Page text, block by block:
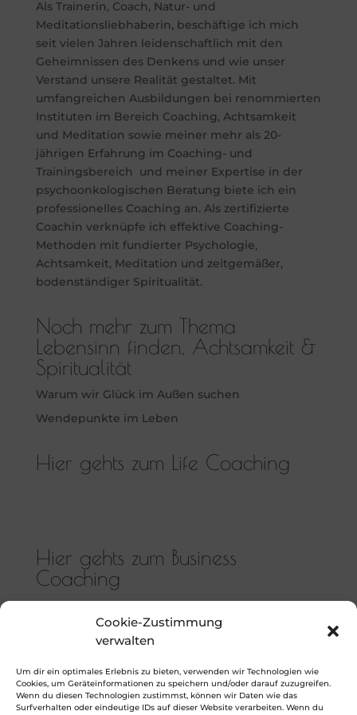
Cookie-Zustimmung
verwalten
Um dir ein optimales Erlebnis zu bieten, verwenden wir Technologien wie
Cookies, um Geräteinformationen zu speichern und/oder darauf zuzugreifen.
Wenn du diesen Technologien zustimmst, können wir Daten wie das
Surfverhalten oder eindeutige IDs auf dieser Website verarbeiten. Wenn du
Als Trainerin, Coach, Natur- und
Meditationsliebhaberin, beschäftige ich mich
seit vielen Jahren leidenschaftlich mit den
Geheimnissen des Denkens und wie unser
Verstand unsere Realität gestaltet. Mit
umfangreichen Ausbildungen bei renommierten
Instituten im Bereich Coaching, Achtsamkeit
und Meditation sowie meiner mehr als 20-
jährigen Erfahrung im Coaching- und
Trainingsbereich und meiner Expertise in der
psychoonkologischen Beratung biete ich ein
professionelles Coaching an. Als zertifizierte
Coachin verknüpfe ich effektive Coaching-
Methoden mit fundierter Psychologie,
Achtsamkeit, Meditation und zeitgemäßer,
bodenständiger Spiritualität.
Noch mehr zum Thema
Lebensinn finden, Achtsamkeit &
Spiritualität
Warum wir Glück im Außen suchen
Wendepunkte im Leben
Hier gehts zum Life Coaching
Hier gehts zum Business
Coaching
Hier gehts zum Spiritual
Coaching